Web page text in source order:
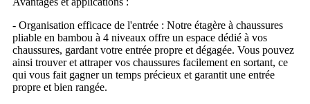
- Organisation efficace de l'entrée : Notre étagère à chaussures
pliable en bambou à 4 niveaux offre un espace dédié à vos
chaussures, gardant votre entrée propre et dégagée. Vous pouvez
ainsi trouver et attraper vos chaussures facilement en sortant, ce
qui vous fait gagner un temps précieux et garantit une entrée
propre et bien rangée.